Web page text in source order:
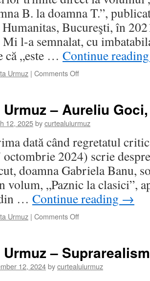
B. la doamna T.”,
Bucureşti, în
l-a semnalat, cu
că „este … Continue
Urmuz | Comments Offon
Doamna…
pâlnie…
Urmuz – Aureliu
12, 2025bycurtealuiurmuz
dată când regretatul
octombrie 2024) scrie
doamna Gabriela Banu,
volum, „Paznic la clasici”,
… Continue reading →
Urmuz | Comments Offon
Aureliu
Goci,
Urmuz –
12, 2024bycurtealuiurmuz